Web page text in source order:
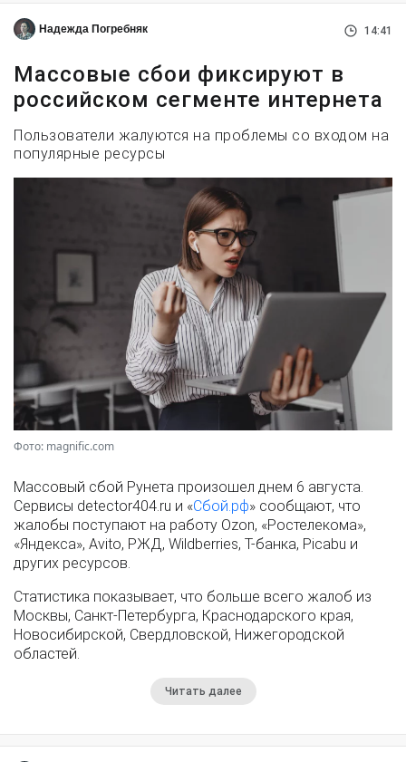
Надежда Погребняк 14:41
Массовые сбои фиксируют в
российском сегменте интернета
Пользователи жалуются на проблемы со входом на
популярные ресурсы
Фото: magnific.com
Массовый сбой Рунета произошел днем 6 августа.
Сервисы detector404.ru и «Сбой.рф» сообщают, что
жалобы поступают на работу Ozon, «Ростелекома»,
«Яндекса», Avito, РЖД, Wildberries, Т-банка, Picabu и
других ресурсов.
Статистика показывает, что больше всего жалоб из
Москвы, Санкт-Петербурга, Краснодарского края,
Новосибирской, Свердловской, Нижегородской
областей.
Читать далее